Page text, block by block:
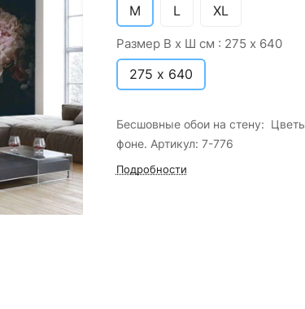
M L XL
Размер В х Ш см : 275 х 640
275 х 640
Бесшовные обои на стену:
фоне. Артикул: 7-776
Подробности